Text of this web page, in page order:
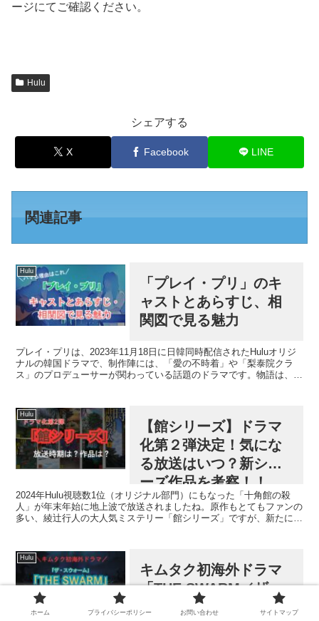
ージにてご確認ください。
Hulu
シェアする
X Facebook LINE
関連記事
Hulu
「プレイ・プリ」のキ
ャストとあらすじ、相
関図で見る魅力
プレイ・プリは、2023年11月18日に日韓同時配信されたHuluオリジ
ナルの韓国ドラマで、制作陣には、「愛の不時着」や「梨泰院クラ
ス」のプロデューサーが関わっている話題のドラマです。物語は、普
Hulu
【館シリーズ】ドラマ
化第２弾決定！気にな
る放送はいつ？新シリ
ーズ作品を考察！！
2024年Hulu視聴数1位（オリジナル部門）にもなった「十角館の殺
人」が年末年始に地上波で放送されましたね。原作もとてもファンの
多い、綾辻行人の大人気ミステリー「館シリーズ」ですが、新たに第
Hulu
キムタク初海外ドラマ
「THE SWARM／ザ・
スウォーム」のあらす
ホーム プライバシーポリシー お問い合わせ サイトマップ